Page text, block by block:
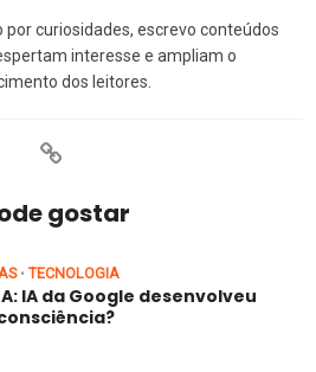
curiosidades, escrevo conteúdos
interesse e ampliam o
dos leitores.
gostar
• TECNOLOGIA
IA da Google desenvolveu